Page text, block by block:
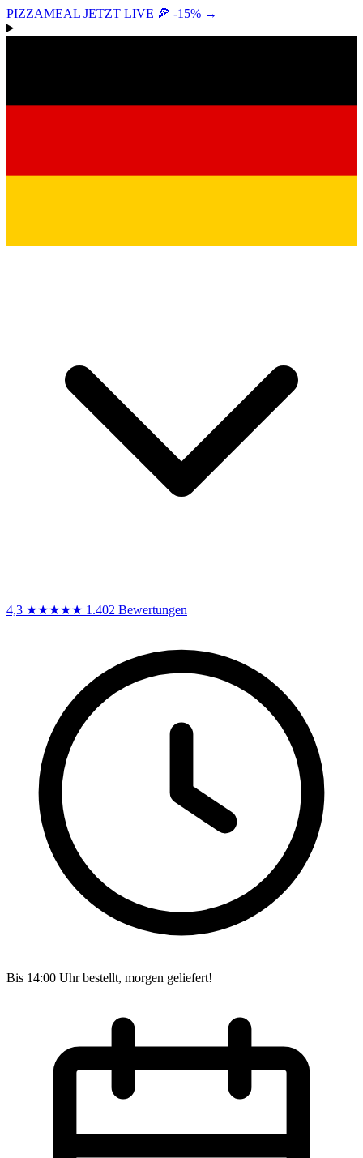
PIZZAMEAL JETZT LIVE 🍕 -15% →
4,3 ★★★★★ 1.402 Bewertungen
Bis 14:00 Uhr bestellt, morgen geliefert!